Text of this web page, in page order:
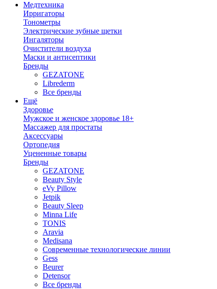
Медтехника
Ирригаторы
Тонометры
Электрические зубные щетки
Ингаляторы
Очистители воздуха
Маски и антисептики
Бренды
GEZATONE
Librederm
Все бренды
Ещё
Здоровье
Мужское и женское здоровье 18+
Массажер для простаты
Аксессуары
Ортопедия
Уцененные товары
Бренды
GEZATONE
Beauty Style
eVy Pillow
Jetpik
Beauty Sleep
Minna Life
TONIS
Aravia
Medisana
Современные технологические линии
Gess
Beurer
Detensor
Все бренды